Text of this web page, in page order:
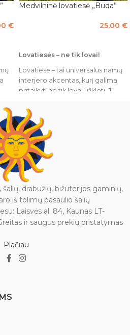
€
ir
Medvilninė lovatiesė „Buda”
25,00 €
Lovatiesės – ne tik lovai!
Lovatiesė – tai universalus namų
interjero akcentas, kurį galima
pritaikyti ne tik lovai užkloti. Ji
dekoratyvinė užuolaida langui,
sienos dekoras arba net kaip
stilingas užtiesalas foteliui ar
sofai. Keisdami lovatiesę, lengvai
atnaujinsite kambario nuotaiką ir
suteiksite jaukumo bet kuriai
erdvei.
Viengulė su Budos atvaizdu.
Juoda ir balta spalvos.
Išmatavimai: 1,35 x 2,1 m.
Pagaminta iš 100% medvilnės.
drabužių, bižuterijos gaminių,
iš tolimų pasaulio šalių
Laisvės al. 84, Kaunas LT-
ir saugus prekių pristatymas
Plačiau